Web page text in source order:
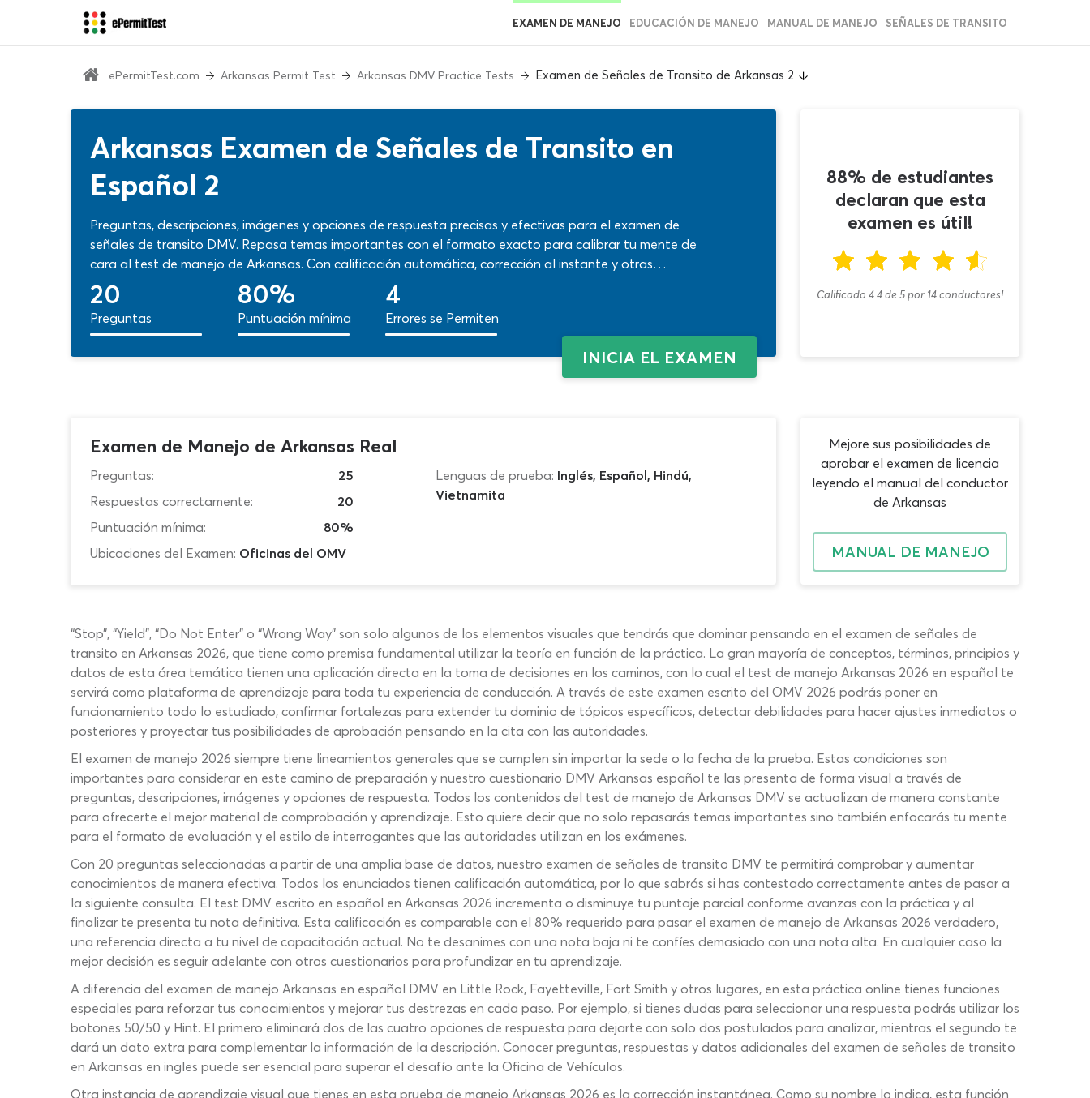
EXAMEN DE MANEJO EDUCACIÓN DE MANEJO MANUAL DE MANEJO SEÑALES DE TRANSITO
ePermitTest.com Arkansas Permit Test Arkansas DMV Practice Tests Examen de Señales de Transito de Arkansas 2
Arkansas Examen de Señales de Transito en
Español 2
Preguntas, descripciones, imágenes y opciones de respuesta precisas y efectivas para el examen de
señales de transito DMV. Repasa temas importantes con el formato exacto para calibrar tu mente de
cara al test de manejo de Arkansas. Con calificación automática, corrección al instante y otras
funciones especiales podrás confirmar fortalezas y debilidades de tu etapa de preparación con la
posibilidad de hacer ajustes sobre la marcha. ¡Empieza ya!
20
Preguntas
80%
Puntuación mínima
4
Errores se Permiten
INICIA EL EXAMEN
88% de estudiantes
declaran que esta
examen es útil!
Calificado 4.4de5 por 14conductores!
Examen de Manejo de Arkansas Real
Preguntas:
25
Respuestas correctamente:
20
Puntuación mínima:
80%
Ubicaciones del Examen: Oficinas del OMV
Lenguas de prueba: Inglés, Español, Hindú,
Vietnamita
Mejore sus posibilidades de
aprobar el examen de licencia
leyendo el manual del conductor
de Arkansas
MANUAL DE MANEJO
“Stop”, “Yield”, “Do Not Enter” o “Wrong Way” son solo algunos de los elementos visuales que tendrás que dominar pensando en el examen de señales de
transito en Arkansas 2026, que tiene como premisa fundamental utilizar la teoría en función de la práctica. La gran mayoría de conceptos, términos, principios y
datos de esta área temática tienen una aplicación directa en la toma de decisiones en los caminos, con lo cual el test de manejo Arkansas 2026 en español te
servirá como plataforma de aprendizaje para toda tu experiencia de conducción. A través de este examen escrito del OMV 2026 podrás poner en
funcionamiento todo lo estudiado, confirmar fortalezas para extender tu dominio de tópicos específicos, detectar debilidades para hacer ajustes inmediatos o
posteriores y proyectar tus posibilidades de aprobación pensando en la cita con las autoridades.
El examen de manejo 2026 siempre tiene lineamientos generales que se cumplen sin importar la sede o la fecha de la prueba. Estas condiciones son
importantes para considerar en este camino de preparación y nuestro cuestionario DMV Arkansas español te las presenta de forma visual a través de
preguntas, descripciones, imágenes y opciones de respuesta. Todos los contenidos del test de manejo de Arkansas DMV se actualizan de manera constante
para ofrecerte el mejor material de comprobación y aprendizaje. Esto quiere decir que no solo repasarás temas importantes sino también enfocarás tu mente
para el formato de evaluación y el estilo de interrogantes que las autoridades utilizan en los exámenes.
Con 20 preguntas seleccionadas a partir de una amplia base de datos, nuestro examen de señales de transito DMV te permitirá comprobar y aumentar
conocimientos de manera efectiva. Todos los enunciados tienen calificación automática, por lo que sabrás si has contestado correctamente antes de pasar a
la siguiente consulta. El test DMV escrito en español en Arkansas 2026 incrementa o disminuye tu puntaje parcial conforme avanzas con la práctica y al
finalizar te presenta tu nota definitiva. Esta calificación es comparable con el 80% requerido para pasar el examen de manejo de Arkansas 2026 verdadero,
una referencia directa a tu nivel de capacitación actual. No te desanimes con una nota baja ni te confíes demasiado con una nota alta. En cualquier caso la
mejor decisión es seguir adelante con otros cuestionarios para profundizar en tu aprendizaje.
A diferencia del examen de manejo Arkansas en español DMV en Little Rock, Fayetteville, Fort Smith y otros lugares, en esta práctica online tienes funciones
especiales para reforzar tus conocimientos y mejorar tus destrezas en cada paso. Por ejemplo, si tienes dudas para seleccionar una respuesta podrás utilizar los
botones 50/50 y Hint. El primero eliminará dos de las cuatro opciones de respuesta para dejarte con solo dos postulados para analizar, mientras el segundo te
dará un dato extra para complementar la información de la descripción. Conocer preguntas, respuestas y datos adicionales del examen de señales de transito
en Arkansas en ingles puede ser esencial para superar el desafío ante la Oficina de Vehículos.
Otra instancia de aprendizaje visual que tienes en esta prueba de manejo Arkansas 2026 es la corrección instantánea. Como su nombre lo indica, esta función